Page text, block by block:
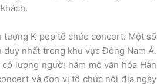
K-pop tổ chức concert. Một số
nhất trong khu vực Đông Nam Á.
lượng người hâm mộ văn hóa Hàn
và đơn vị tổ chức nội địa ngày